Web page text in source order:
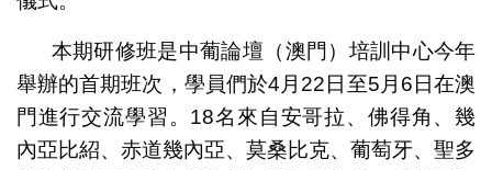
本期研修班是中葡論壇（澳門）培訓中心今年
舉辦的首期班次，學員們於4月22日至5月6日在澳
門進行交流學習。18名來自安哥拉、佛得角、幾
內亞比紹、赤道幾內亞、莫桑比克、葡萄牙、聖多